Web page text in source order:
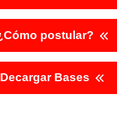
postular?
Decargar Bases